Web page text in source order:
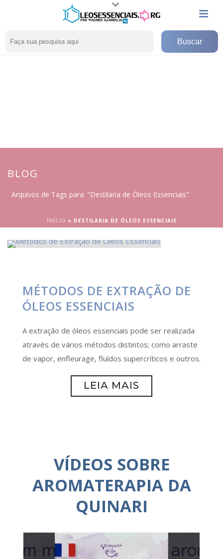
BLOG
Arquivos de Tags para: "Destilaria de Óleos Essenciais"
INÍCIO » DESTILARIA DE ÓLEOS ESSENCIAIS
MÉTODOS DE EXTRAÇÃO DE
ÓLEOS ESSENCIAIS
A extração de óleos essenciais pode ser realizada
através de vários métodos distintos; como arraste
de vapor, enfleurage, fluídos supercríticos e outros.
LEIA MAIS
VÍDEOS SOBRE
AROMATERAPIA DA
QUINARI